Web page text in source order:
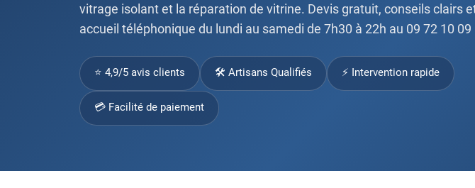
vitrage isolant et la réparation de vitrine. Devis gratuit, conseils clairs
accueil téléphonique du lundi au samedi de 7h30 à 22h au 09 72 10 09
⭐ 4,9/5 avis clients 🛠 Artisans Qualifiés ⚡ Intervention rapide
💳 Facilité de paiement